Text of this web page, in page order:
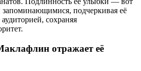
запоминающимися, подчеркивая её
сохраняя
отражает её